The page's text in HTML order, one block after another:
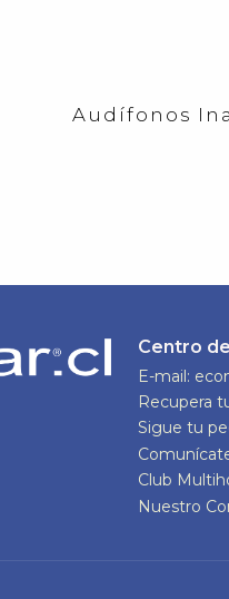
Audífonos
Centro
E-mail:
Recupera
Sigue tu
Club
Nuestro